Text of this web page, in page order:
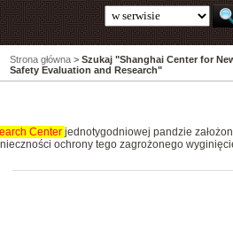
Strona główna > Szukaj "Shanghai Center for
Safety Evaluation and Research"
Center jednotygodniowej pandzie
ochrony tego zagrożonego